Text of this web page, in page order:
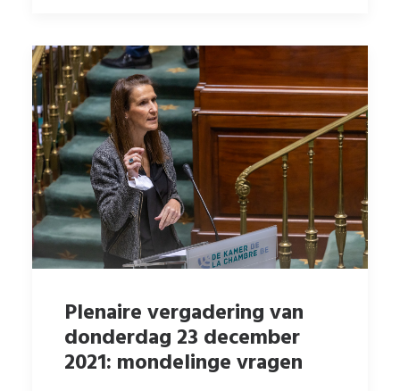
Plenaire vergadering van
donderdag 23 december
2021: mondelinge vragen